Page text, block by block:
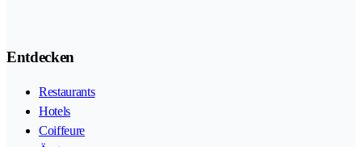
Entdecken
Restaurants
Hotels
Coiffeure